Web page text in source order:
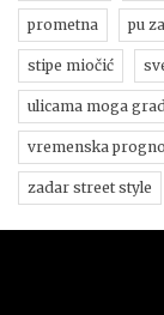
prometna pu
stipe miočić
ulicama moga
vremenska
zadar street style